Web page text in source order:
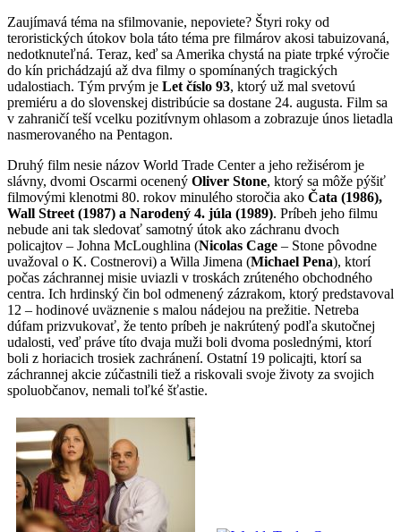
Zaujímavá téma na sfilmovanie, nepoviete? Štyri roky od
teroristických útokov bola táto téma pre filmárov akosi tabuizovaná,
nedotknuteľná. Teraz, keď sa Amerika chystá na piate trpké výročie
do kín prichádzajú až dva filmy o spomínaných tragických
udalostiach. Tým prvým je Let číslo 93, ktorý už mal svetovú
premiéru a do slovenskej distribúcie sa dostane 24. augusta. Film sa
v zahraničí teší vcelku pozitívnym ohlasom a zobrazuje únos lietadla
nasmerovaného na Pentagon.
Druhý film nesie názov World Trade Center a jeho režisérom je
slávny, dvomi Oscarmi ocenený Oliver Stone, ktorý sa môže pýšiť
filmovými klenotmi 80. rokov minulého storočia ako Čata (1986),
Wall Street (1987) a Narodený 4. júla (1989). Príbeh jeho filmu
nebude ani tak sledovať samotný útok ako záchranu dvoch
policajtov – Johna McLoughlina (Nicolas Cage – Stone pôvodne
uvažoval o K. Costnerovi) a Willa Jimena (Michael Pena), ktorí
počas záchrannej misie uviazli v troskách zrúteného obchodného
centra. Ich hrdinský čin bol odmenený zázrakom, ktorý predstavoval
12 – hodinové uväznenie s malou nádejou na prežitie. Netreba
dúfam prizvukovať, že tento príbeh je nakrútený podľa skutočnej
udalosti, veď práve títo dvaja muži boli dvoma poslednými, ktorí
boli z horiacich trosiek zachránení. Ostatní 19 policajti, ktorí sa
záchrannej akcie zúčastnili tiež a riskovali svoje životy za svojich
spoluobčanov, nemali toľké šťastie.